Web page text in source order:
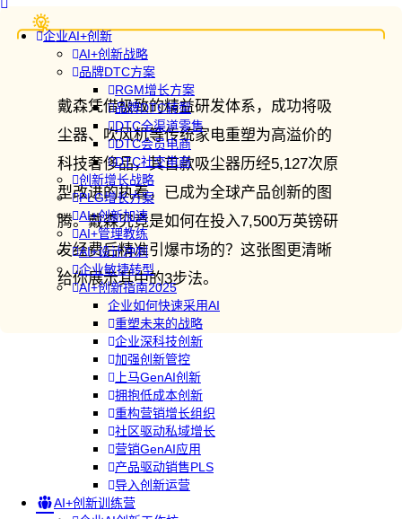
企业AI+创新
AI+创新战略
品牌DTC方案
RGM增长方案
品牌DTC转型
DTC全渠道零售
DTC会员电商
DTC社交电商
创新增长战略
PLG增长方案
AI+创新加速
AI+管理教练
AI+设计冲刺
企业敏捷转型
AI+创新指南2025
企业如何快速采用AI
重塑未来的战略
企业深科技创新
加强创新管控
上马GenAI创新
拥抱低成本创新
重构营销增长组织
社区驱动私域增长
营销GenAI应用
产品驱动销售PLS
导入创新运营
AI+创新训练营
戴森凭借极致的精益研发体系，成功将吸
尘器、吹风机等传统家电重塑为高溢价的
科技奢侈品，其首款吸尘器历经5,127次原
型改进的执着，已成为全球产品创新的图
腾。戴森究竟是如何在投入7,500万英镑研
发经费后精准引爆市场的？这张图更清晰
给你展示其中的3步法。